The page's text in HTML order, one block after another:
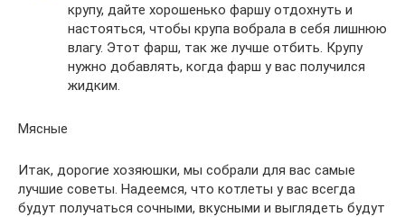
крупу, дайте хорошенько фаршу отдохнуть и
настояться, чтобы крупа вобрала в себя лишнюю
влагу. Этот фарш, так же лучше отбить. Крупу
нужно добавлять, когда фарш у вас получился
жидким.
Мясные
Итак, дорогие хозяюшки, мы собрали для вас самые
лучшие советы. Надеемся, что котлеты у вас всегда
будут получаться сочными, вкусными и выглядеть будут